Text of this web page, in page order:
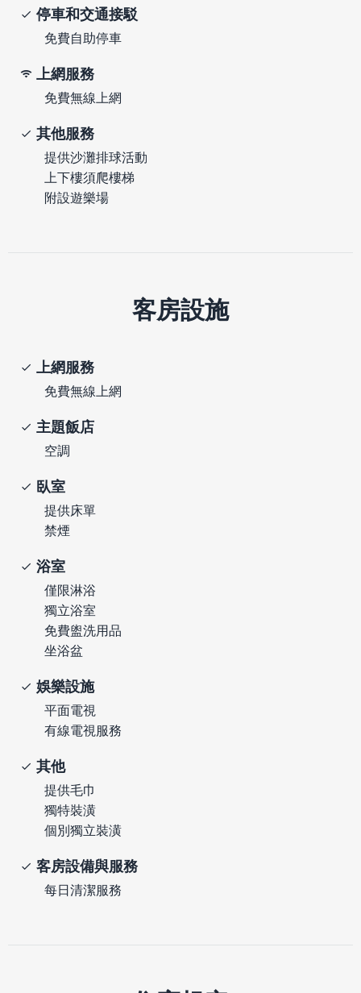
停車和交通接駁
免費自助停車
上網服務
免費無線上網
其他服務
提供沙灘排球活動
上下樓須爬樓梯
附設遊樂場
客房設施
上網服務
免費無線上網
主題飯店
空調
臥室
提供床單
禁煙
浴室
僅限淋浴
獨立浴室
免費盥洗用品
坐浴盆
娛樂設施
平面電視
有線電視服務
其他
提供毛巾
獨特裝潢
個別獨立裝潢
客房設備與服務
每日清潔服務